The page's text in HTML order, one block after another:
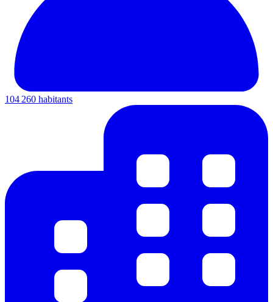
104 260 habitants